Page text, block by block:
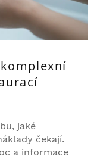
jaké
čekají.
a informace